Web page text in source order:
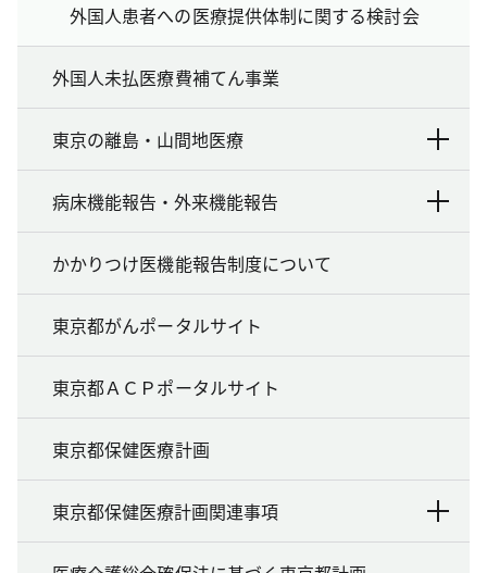
外国人患者への医療提供体制に関する検討会
外国人未払医療費補てん事業
東京の離島・山間地医療
病床機能報告・外来機能報告
かかりつけ医機能報告制度について
東京都がんポータルサイト
東京都ＡＣＰポータルサイト
東京都保健医療計画
東京都保健医療計画関連事項